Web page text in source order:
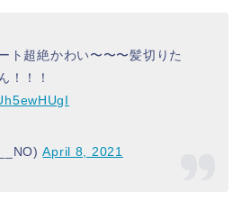
ト超絶かわい〜〜〜髪切りた
！！！
April 8, 2021